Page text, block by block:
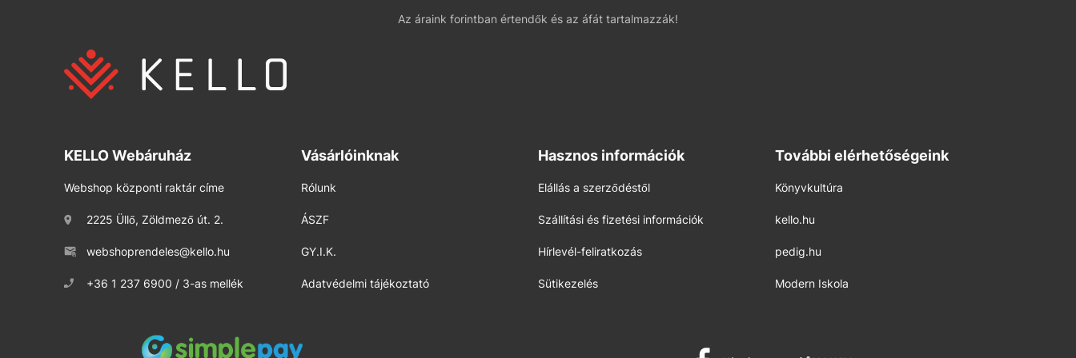
Az áraink forintban értendők és az áfát tartalmazzák!
KELLO Webáruház
Webshop központi raktár címe
2225 Üllő, Zöldmező út. 2.
webshoprendeles@kello.hu
+36 1 237 6900 / 3-as mellék
Vásárlóinknak
Rólunk
ÁSZF
GY.I.K.
Adatvédelmi tájékoztató
Hasznos információk
Elállás a szerződéstől
Szállítási és fizetési információk
Hírlevél-feliratkozás
Sütikezelés
További elérhetőségeink
Könyvkultúra
kello.hu
pedig.hu
Modern Iskola